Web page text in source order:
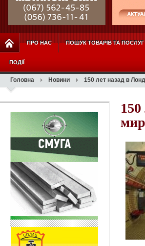
ПРО НАС ПОШУК ТОВАРІВ ТА ПОСЛУГ
ПОДІЇ
Головна Новини 150 лет назад в